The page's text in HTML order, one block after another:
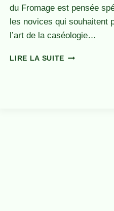
du Fromage est pensée
les novices qui souhaitent
l’art de la caséologie…
LIRE LA SUITE ATELIER